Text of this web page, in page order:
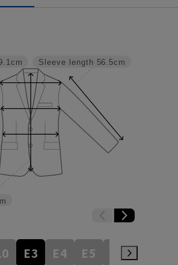
Sleeve length 56.5cm
E3 E4 E5 E6